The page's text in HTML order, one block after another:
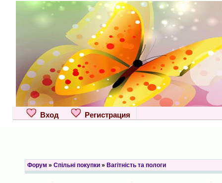
Вход Регистрация
Форум » Спільні покупки» Вагітність та пологи